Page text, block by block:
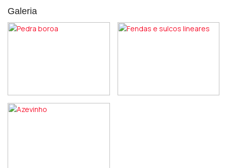
Galeria